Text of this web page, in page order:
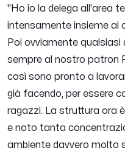
"Ho io la delega all'area
intensamente insieme ai
Poi ovviamente
sempre al nostro patron
così sono pronto a
già facendo, per essere
ragazzi. La struttura ora
e noto tanta
ambiente davvero molto